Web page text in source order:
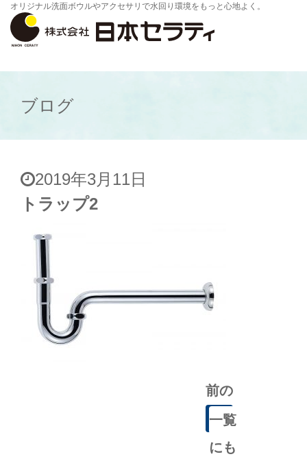
オリジナル洗面ボウルやアクセサリで水回り環境をもっと心地よく。
ブログ
2019年3月11日
トラップ2
前の
記事
一覧
にも